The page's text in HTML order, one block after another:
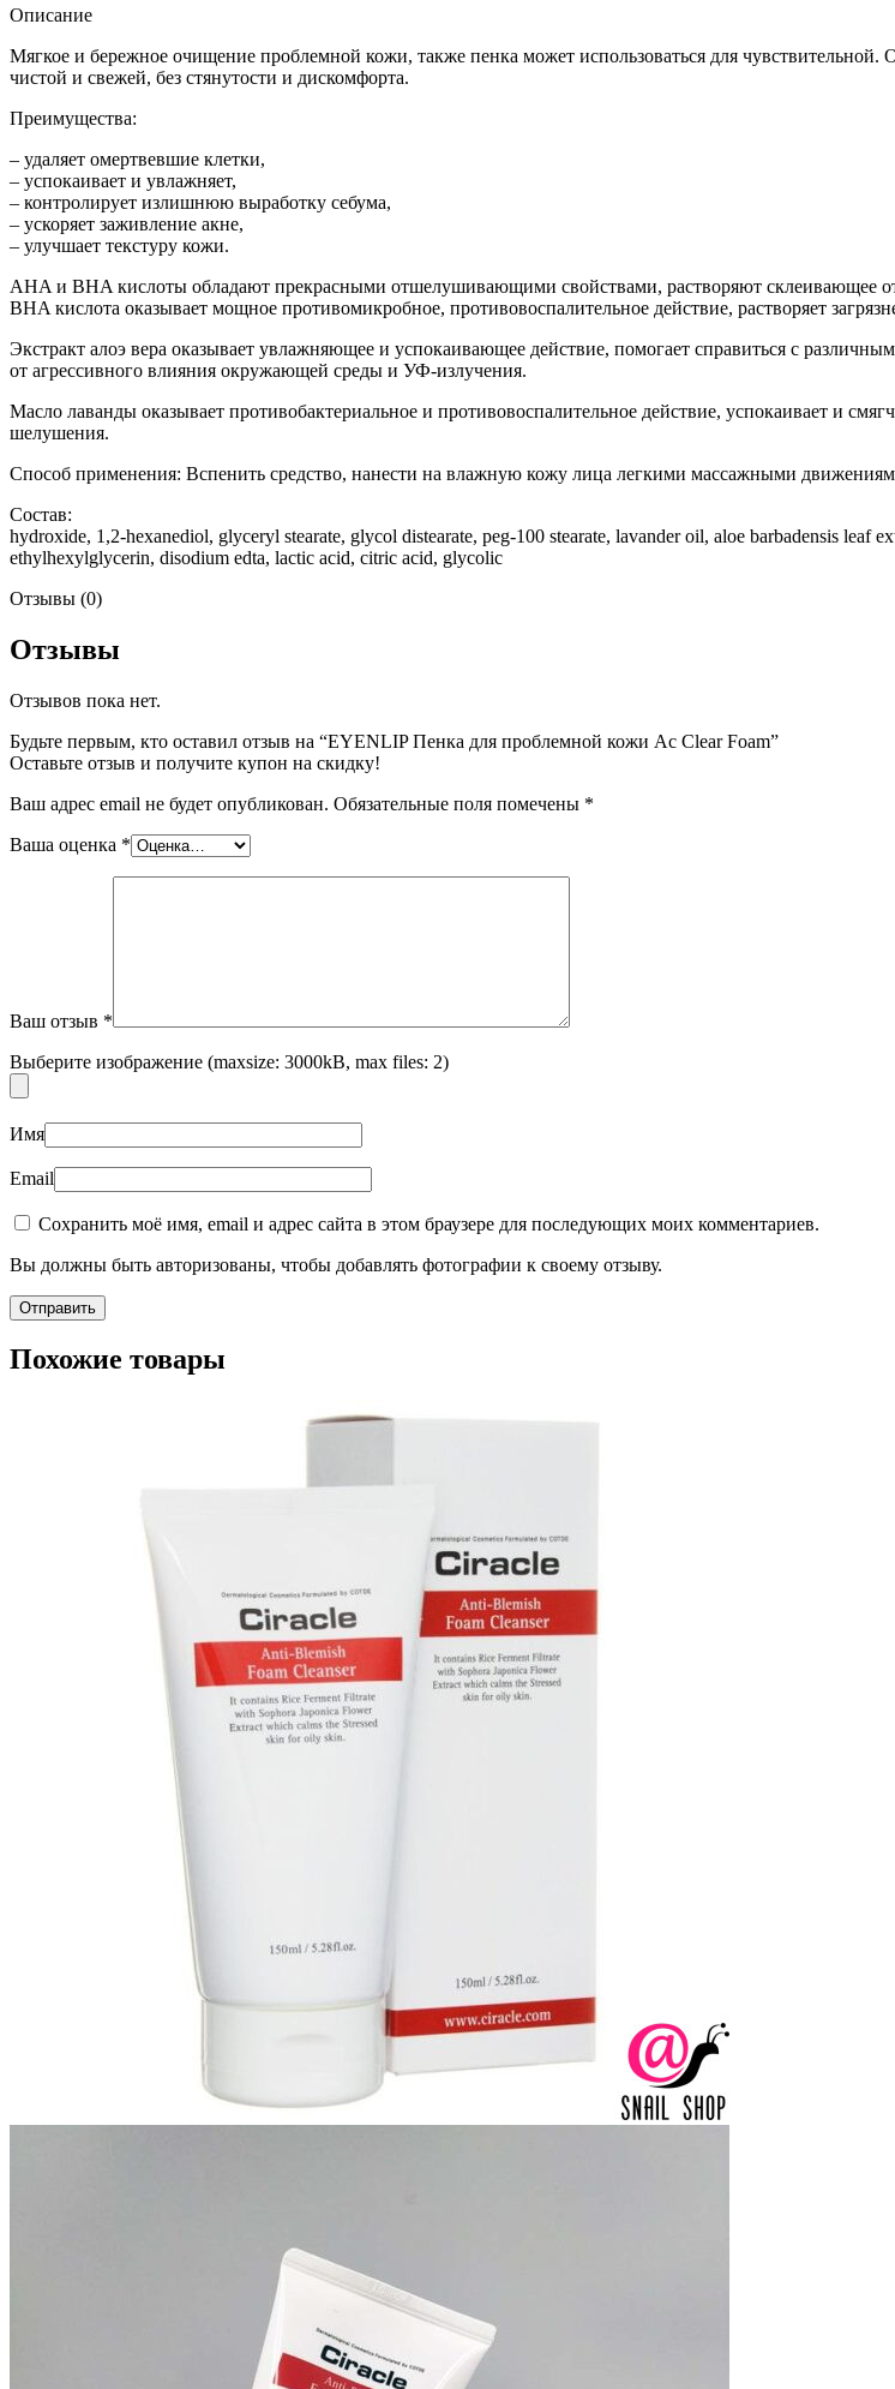
Наборы
Описание
Мягкое и бережное очищение проблемной кожи, также пенка может использоваться для чувствительной.
чистой и свежей, без стянутости и дискомфорта.
Преимущества:
– удаляет омертвевшие клетки,
– успокаивает и увлажняет,
– контролирует излишнюю выработку себума,
– ускоряет заживление акне,
– улучшает текстуру кожи.
AHA и BHA кислоты обладают прекрасными отшелушивающими свойствами, растворяют склеивающее
BHA кислота оказывает мощное противомикробное, противовоспалительное действие, растворяет
Экстракт алоэ вера оказывает увлажняющее и успокаивающее действие, помогает справиться с
от агрессивного влияния окружающей среды и УФ-излучения.
Масло лаванды оказывает противобактериальное и противовоспалительное действие, успокаивает и
шелушения.
Способ применения: Вспенить средство, нанести на влажную кожу лица легкими массажными
Состав:
hydroxide, 1,2-hexanediol, glyceryl stearate, glycol distearate, peg-100 stearate, lavander oil, aloe barbadensis
ethylhexylglycerin, disodium edta, lactic acid, citric acid, glycolic
Отзывы (0)
Отзывы
Отзывов пока нет.
Будьте первым, кто оставил отзыв на “EYENLIP Пенка для проблемной кожи Ac Clear Foam”
Оставьте отзыв и получите купон на скидку!
Ваш адрес email не будет опубликован. Обязательные поля помечены *
Ваша оценка *
Ваш отзыв *
Выберите изображение (maxsize: 3000kB, max files: 2)
Имя
Email
Сохранить моё имя, email и адрес сайта в этом браузере для последующих моих комментариев.
Вы должны быть авторизованы, чтобы добавлять фотографии к своему отзыву.
Похожие товары